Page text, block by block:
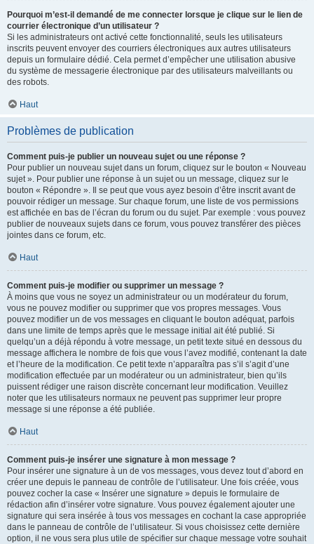
Pourquoi m’est-il demandé de me connecter lorsque je clique sur le lien de
courrier électronique d’un utilisateur ?
Si les administrateurs ont activé cette fonctionnalité, seuls les utilisateurs
inscrits peuvent envoyer des courriers électroniques aux autres utilisateurs
depuis un formulaire dédié. Cela permet d’empêcher une utilisation abusive
du système de messagerie électronique par des utilisateurs malveillants ou
des robots.
Haut
Problèmes de publication
Comment puis-je publier un nouveau sujet ou une réponse ?
Pour publier un nouveau sujet dans un forum, cliquez sur le bouton « Nouveau
sujet ». Pour publier une réponse à un sujet ou un message, cliquez sur le
bouton « Répondre ». Il se peut que vous ayez besoin d’être inscrit avant de
pouvoir rédiger un message. Sur chaque forum, une liste de vos permissions
est affichée en bas de l’écran du forum ou du sujet. Par exemple : vous pouvez
publier de nouveaux sujets dans ce forum, vous pouvez transférer des pièces
jointes dans ce forum, etc.
Haut
Comment puis-je modifier ou supprimer un message ?
À moins que vous ne soyez un administrateur ou un modérateur du forum,
vous ne pouvez modifier ou supprimer que vos propres messages. Vous
pouvez modifier un de vos messages en cliquant le bouton adéquat, parfois
dans une limite de temps après que le message initial ait été publié. Si
quelqu’un a déjà répondu à votre message, un petit texte situé en dessous du
message affichera le nombre de fois que vous l’avez modifié, contenant la date
et l’heure de la modification. Ce petit texte n’apparaîtra pas s’il s’agit d’une
modification effectuée par un modérateur ou un administrateur, bien qu’ils
puissent rédiger une raison discrète concernant leur modification. Veuillez
noter que les utilisateurs normaux ne peuvent pas supprimer leur propre
message si une réponse a été publiée.
Haut
Comment puis-je insérer une signature à mon message ?
Pour insérer une signature à un de vos messages, vous devez tout d’abord en
créer une depuis le panneau de contrôle de l’utilisateur. Une fois créée, vous
pouvez cocher la case « Insérer une signature » depuis le formulaire de
rédaction afin d’insérer votre signature. Vous pouvez également ajouter une
signature qui sera insérée à tous vos messages en cochant la case appropriée
dans le panneau de contrôle de l’utilisateur. Si vous choisissez cette dernière
option, il ne vous sera plus utile de spécifier sur chaque message votre souhait